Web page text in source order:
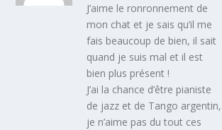
J’aime le ronronnement de
mon chat et je sais qu’il me
fais beaucoup de bien, il sait
quand je suis mal et il est
bien plus présent !
J’ai la chance d’être pianiste
de jazz et de Tango argentin,
je n’aime pas du tout ces